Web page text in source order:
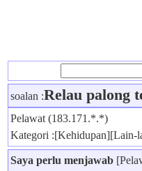
soalan :Relau palong
Pelawat (183.171.*.*)
Kategori :[Kehidupan][Lain-
Saya perlu menjawab